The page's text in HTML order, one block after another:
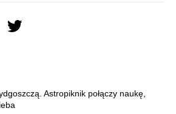
Astropiknik połączy naukę,